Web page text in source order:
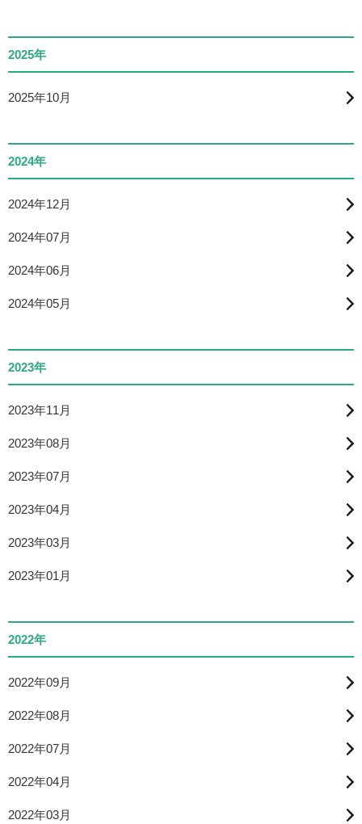
2025年
2025年10月
2024年
2024年12月
2024年07月
2024年06月
2024年05月
2023年
2023年11月
2023年08月
2023年07月
2023年04月
2023年03月
2023年01月
2022年
2022年09月
2022年08月
2022年07月
2022年04月
2022年03月